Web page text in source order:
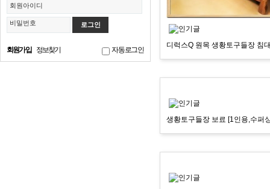
회원아이디
비밀번호
회원가입 정보찾기 자동로그인
디럭스Q 원목 생황토구들장 침
생황토구들장 보료 [1인용,수퍼